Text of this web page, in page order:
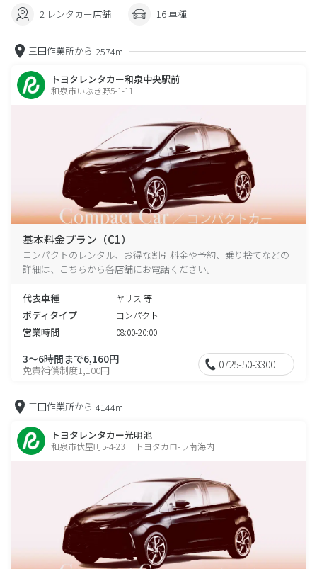
2 レンタカー店舗 16 車種
三田作業所から 2574m
トヨタレンタカー和泉中央駅前
和泉市いぶき野5-1-11
基本料金プラン（C1）
コンパクトのレンタル、お得な割引料金や予約、乗り捨てなどの
詳細は、こちらから各店舗にお電話ください。
代表車種 ヤリス 等
ボディタイプ コンパクト
営業時間 08:00-20:00
3～6時間まで6,160円
免責補償制度1,100円 0725-50-3300
三田作業所から 4144m
トヨタレンタカー光明池
和泉市伏屋町5-4-23 トヨタカロ-ラ南海内